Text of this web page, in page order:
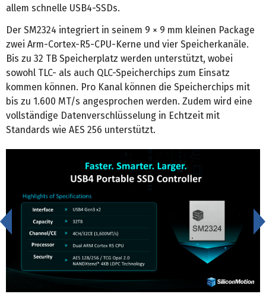
allem schnelle USB4-SSDs.
Der SM2324 integriert in seinem 9 × 9 mm kleinen Package
zwei Arm-Cortex-R5-CPU-Kerne und vier Speicherkanäle.
Bis zu 32 TB Speicherplatz werden unterstützt, wobei
sowohl TLC- als auch QLC-Speicherchips zum Einsatz
kommen können. Pro Kanal können die Speicherchips mit
bis zu 1.600 MT/s angesprochen werden. Zudem wird eine
vollständige Datenverschlüsselung in Echtzeit mit
Standards wie AES 256 unterstützt.
<